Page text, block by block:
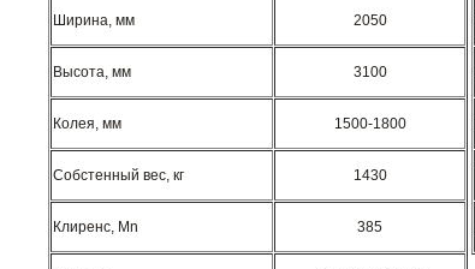
Ширина, мм 2050
Высота, мм 3100
Колея, мм 1500-1800
Собстенный вес, кг 1430
Клиренс, Mn 385